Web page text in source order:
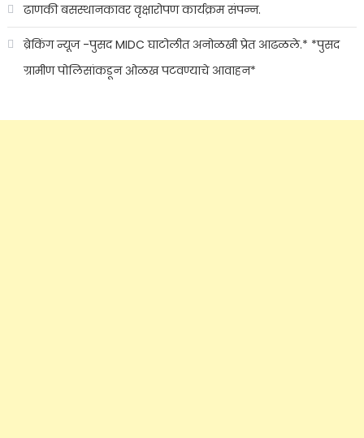
ढाणकी बसस्थानकावर वृक्षारोपण कार्यक्रम संपन्न.
ब्रेकिंग न्यूज -पुसद MIDC घाटोलीत अनोळखी प्रेत आढळले.* *पुसद
ग्रामीण पोलिसांकडून ओळख पटवण्याचे आवाहन*